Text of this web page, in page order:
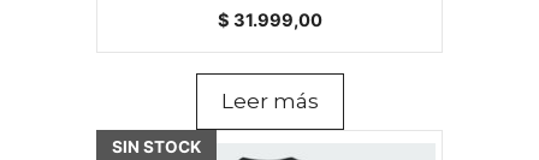
$ 31.999,00
Leer más
SIN STOCK